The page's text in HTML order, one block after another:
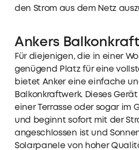
den Strom aus dem Netz
Ankers
Für diejenigen, die in einer
genügend Platz für eine
bietet Anker eine einfache
Balkonkraftwerk. Dieses
einer Terrasse oder sogar im
und beginnt sofort mit der
angeschlossen ist und
Solarpanele von hoher